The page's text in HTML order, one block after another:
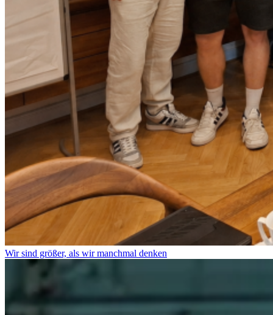
Wir sind größer, als wir manchmal denken